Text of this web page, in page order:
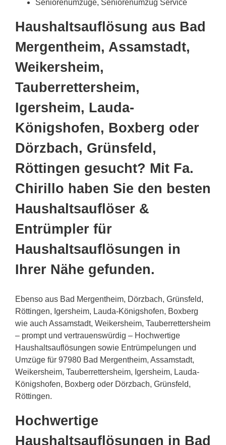
Seniorenumzüge, Seniorenumzug Service
Haushaltsauflösung aus Bad
Mergentheim, Assamstadt,
Weikersheim,
Tauberrettersheim,
Igersheim, Lauda-
Königshofen, Boxberg oder
Dörzbach, Grünsfeld,
Röttingen gesucht? Mit Fa.
Chirillo haben Sie den besten
Haushaltsauflöser &
Entrümpler für
Haushaltsauflösungen in
Ihrer Nähe gefunden.
Ebenso aus Bad Mergentheim, Dörzbach, Grünsfeld,
Röttingen, Igersheim, Lauda-Königshofen, Boxberg
wie auch Assamstadt, Weikersheim, Tauberrettersheim
– prompt und vertrauenswürdig – Hochwertige
Haushaltsauflösungen sowie Entrümpelungen und
Umzüge für 97980 Bad Mergentheim, Assamstadt,
Weikersheim, Tauberrettersheim, Igersheim, Lauda-
Königshofen, Boxberg oder Dörzbach, Grünsfeld,
Röttingen.
Hochwertige
Haushaltsauflösungen in Bad